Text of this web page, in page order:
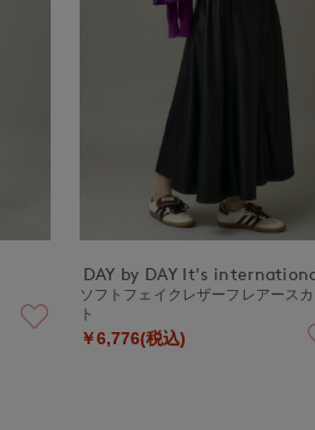
DAY by DAY It's
ソフトフェイクレザーフレアース
ト
￥6,776(税込)